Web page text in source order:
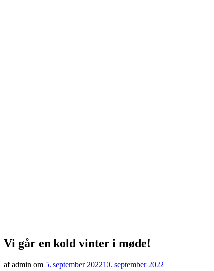
Vi går en kold vinter i møde!
af admin om 5. september 202210. september 2022